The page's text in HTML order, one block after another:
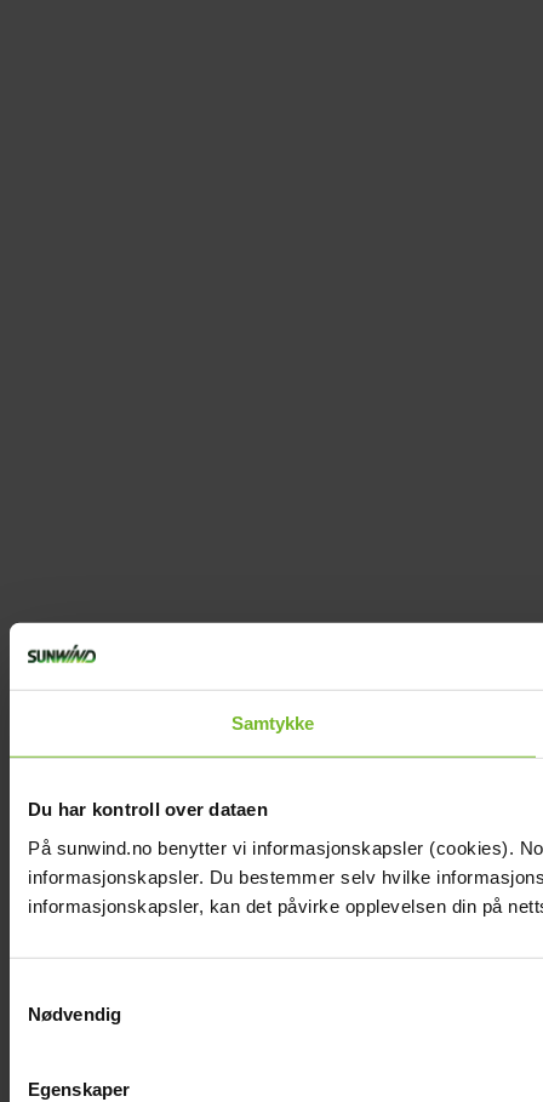
Samtykke
Du har kontroll over dataen
På sunwind.no benytter vi informasjonskapsler (cookies).
informasjonskapsler. Du bestemmer selv hvilke
informasjonskapsler, kan det påvirke opplevelsen din på
Nødvendig
Egenskaper